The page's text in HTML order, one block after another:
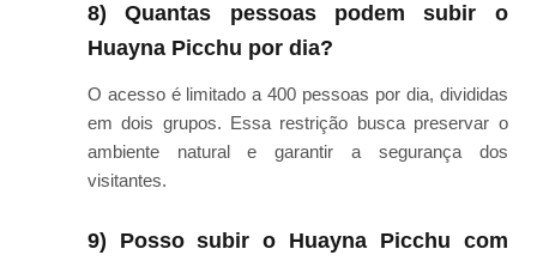
8) Quantas pessoas podem subir o
Huayna Picchu por dia?
O acesso é limitado a 400 pessoas por dia, divididas
em dois grupos. Essa restrição busca preservar o
ambiente natural e garantir a segurança dos
visitantes.
9) Posso subir o Huayna Picchu com